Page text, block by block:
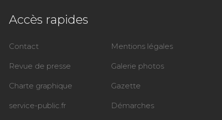
Accès rapides
Contact Mentions légales
Revue de presse Galerie photos
Charte graphique Gazette
service-public.fr Démarches